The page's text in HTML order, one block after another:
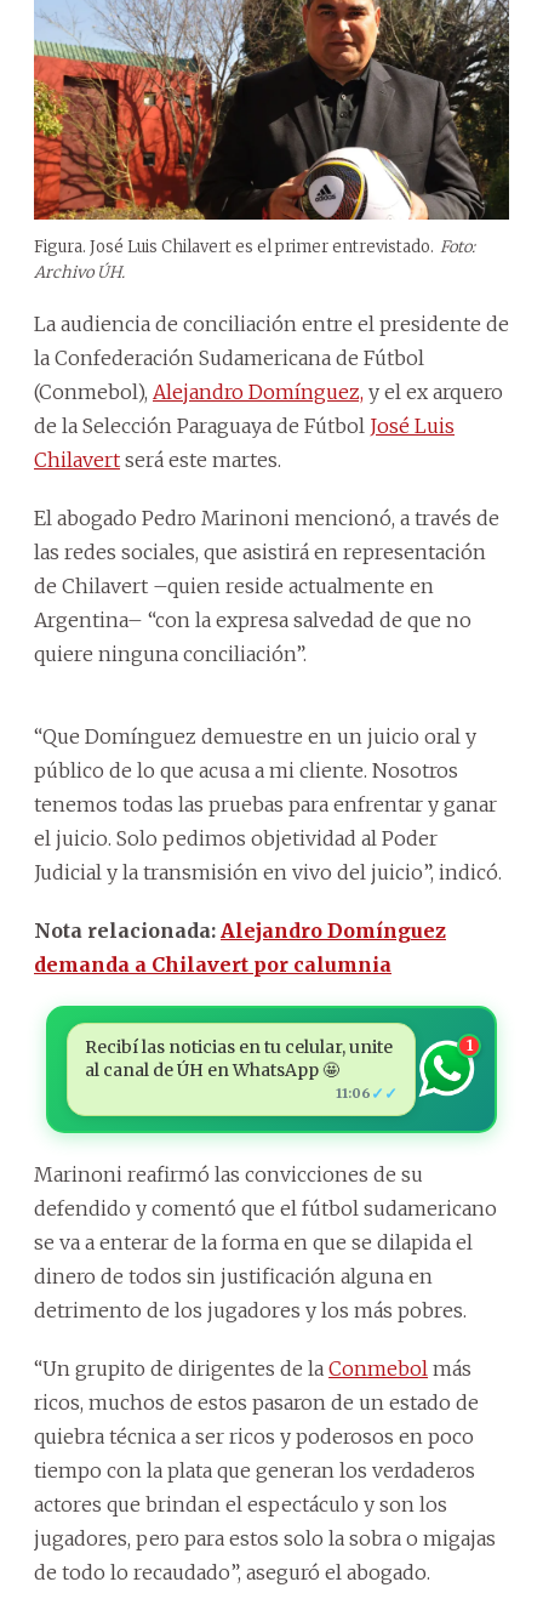
Figura. José Luis Chilavert es el primer entrevistado. Foto:
Archivo ÚH.
La audiencia de conciliación entre el presidente de
la Confederación Sudamericana de Fútbol
(Conmebol), Alejandro Domínguez, y el ex arquero
de la Selección Paraguaya de Fútbol José Luis
Chilavert será este martes.
El abogado Pedro Marinoni mencionó, a través de
las redes sociales, que asistirá en representación
de Chilavert –quien reside actualmente en
Argentina– “con la expresa salvedad de que no
quiere ninguna conciliación”.
“Que Domínguez demuestre en un juicio oral y
público de lo que acusa a mi cliente. Nosotros
tenemos todas las pruebas para enfrentar y ganar
el juicio. Solo pedimos objetividad al Poder
Judicial y la transmisión en vivo del juicio”, indicó.
Nota relacionada: Alejandro Domínguez
demanda a Chilavert por calumnia
Recibí las noticias en tu celular, unite
al canal de ÚH en WhatsApp 🤩
11:06 ✓✓
1
Marinoni reafirmó las convicciones de su
defendido y comentó que el fútbol sudamericano
se va a enterar de la forma en que se dilapida el
dinero de todos sin justificación alguna en
detrimento de los jugadores y los más pobres.
“Un grupito de dirigentes de la Conmebol más
ricos, muchos de estos pasaron de un estado de
quiebra técnica a ser ricos y poderosos en poco
tiempo con la plata que generan los verdaderos
actores que brindan el espectáculo y son los
jugadores, pero para estos solo la sobra o migajas
de todo lo recaudado”, aseguró el abogado.